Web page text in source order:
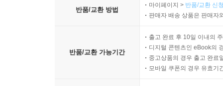
반품/교환 방법
마이페이지 > 반품/교환 신
판매자 배송 상품은 판매자
반품/교환 가능기간
출고 완료 후 10일 이내의
디지털 콘텐츠인 eBook의
중고상품의 경우 출고 완료
모바일 쿠폰의 경우 유효기